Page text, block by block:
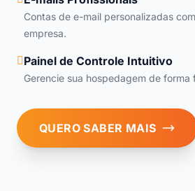
Contas de e-mail personalizadas
empresa.
Painel de Controle Intuitivo
Gerencie sua hospedagem de forma
QUERO SABER MAIS